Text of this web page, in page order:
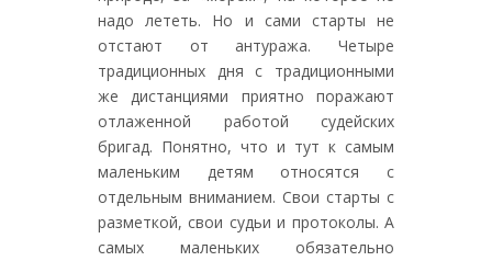
надо лететь. Но и сами старты не
отстают от антуража. Четыре
традиционных дня с традиционными
же дистанциями приятно поражают
отлаженной работой судейских
бригад. Понятно, что и тут к самым
маленьким детям относятся с
отдельным вниманием. Свои старты с
разметкой, свои судьи и протоколы. А
самых маленьких обязательно